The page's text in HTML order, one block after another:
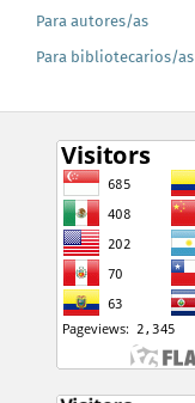
Para autores/as
Para bibliotecarios/as